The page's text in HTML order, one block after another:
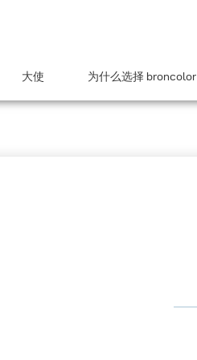
大使 为什么选择 broncolor